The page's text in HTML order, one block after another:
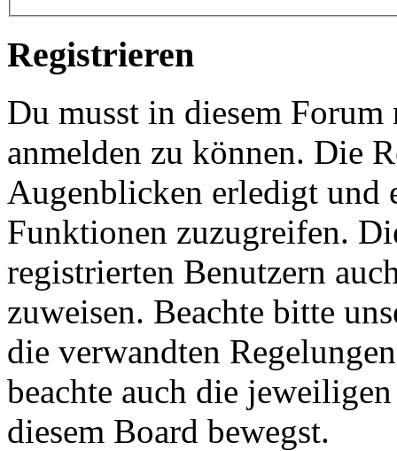
Registrieren
Du musst in diesem
anmelden zu können. Die
Augenblicken erledigt und
Funktionen zuzugreifen.
registrierten Benutzern
zuweisen. Beachte bitte
die verwandten
beachte auch die
diesem Board bewegst.